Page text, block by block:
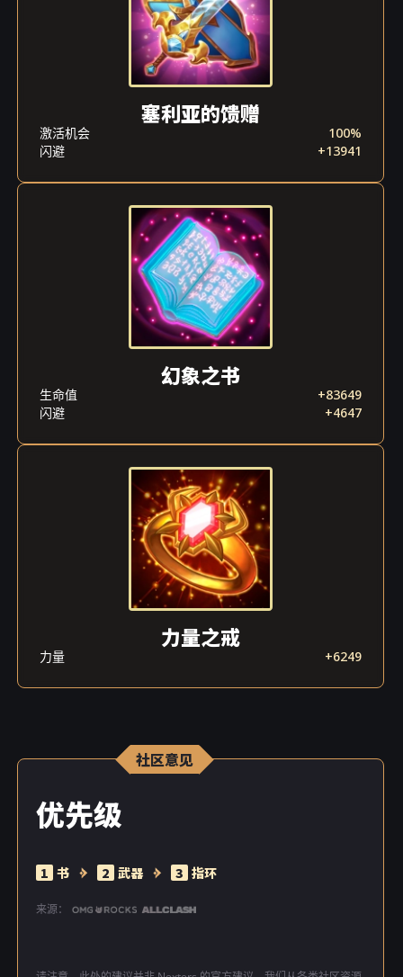
塞利亚的馈赠
激活机会
100%
闪避
+13941
幻象之书
生命值
+83649
闪避
+4647
力量之戒
力量 +6249
社区意见
优先级
1 书 2 武器 3 指环
来源：